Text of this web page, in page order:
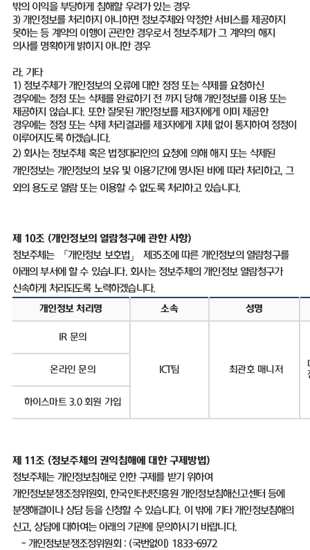
밖의 이익을 부당하게 침해할 우려가 있는 경우
3) 개인정보를 처리하지 아니하면 정보주체와 약정한 서비스를 제공하지
못하는 등 계약의 이행이 곤란한 경우로서 정보주체가 그 계약의 해지
의사를 명확하게 밝히지 아니한 경우
라. 기타
1) 정보주체가 개인정보의 오류에 대한 정정 또는 삭제를 요청하신
경우에는 정정 또는 삭제를 완료하기 전 까지 당해 개인정보를 이용 또는
제공하지 않습니다. 또한 잘못된 개인정보를 제3자에게 이미 제공한
경우에는 정정 또는 삭제 처리결과를 제3자에게 지체 없이 통지하여 정정이
이루어지도록 하겠습니다.
2) 회사는 정보주체 혹은 법정대리인의 요청에 의해 해지 또는 삭제된
개인정보는 개인정보의 보유 및 이용기간에 명시된 바에 따라 처리하고, 그
외의 용도로 열람 또는 이용할 수 없도록 처리하고 있습니다.
제 10조 (개인정보의 열람청구에 관한 사항)
정보주체는 「개인정보 보호법」 제 35조에 따른 개인정보의 열람청구를
아래의 부서에 할 수 있습니다.회사는 정보주체의 개인정보 열람청구가
신속하게 처리되도록 노력하겠습니다.
개인정보 처리명 소속 성명
IR 문의
ICT팀 최관호 매니저
온라인 문의
하이스마트3.0회원 가입
제 11 조 (정보주체의 권익침해에 대한 구제방법)
정보주체는 개인정보침해로 인한 구제를 받기 위하여
개인정보분쟁조정위원회 ,한국인터넷진흥원 개인정보침해신고센터 등에
분쟁해결이나 상담 등을 신청할 수 있습니다. 이 밖에 기타 개인정보침해의
신고,상담에 대하여는 아래의 기관에 문의하시기 바랍니다.
- 개인정보분쟁조정위원회 : (국번없이 ) 1833-6972